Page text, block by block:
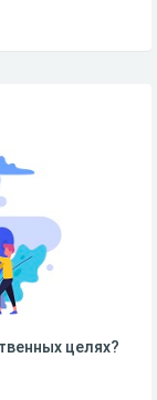
целях?